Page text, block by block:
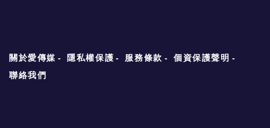
關於愛傳媒 隱私權保護 服務條款
個資保護聲明
聯絡我們